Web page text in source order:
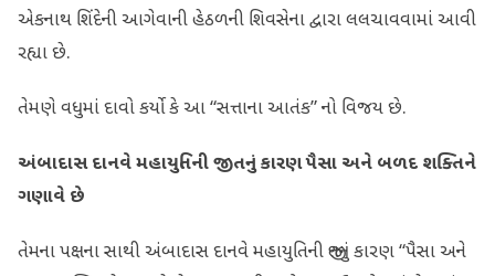
એકનાથ શિંદેની આગેવાની હેઠળની શિવસેના દ્વારા લલચાવવામાં આવી
રહ્યા છે.
તેમણે વધુમાં દાવો કર્યો કે આ “સત્તાના આતંક” નો વિજય છે.
અંબાદાસ દાનવે મહાયુતિની જીતનું કારણ પૈસા અને બળદ શક્તિને
ગણાવે છે
તેમના પક્ષના સાથી અંબાદાસ દાનવે મહાયુતિની જીતનું કારણ “પૈસા અને